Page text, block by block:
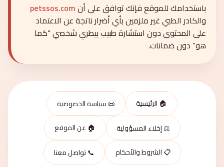
باستخدامك للموقع فإنك توافق على أنpetssos.com
والكادر الطبي غير ملزمين بأي أضرار ناتجة عن الاعتماد
على المحتوى دون استشارة طبيب بيطري شخصي “كما
هو” دون ضمانات.
🏠 الرئيسية
📜 سياسة الخصوصية
⚖️ إخلاء المسؤولية
🏠 عن الموقع
📋 الشروط والأحكام
📞 تواصل معنا